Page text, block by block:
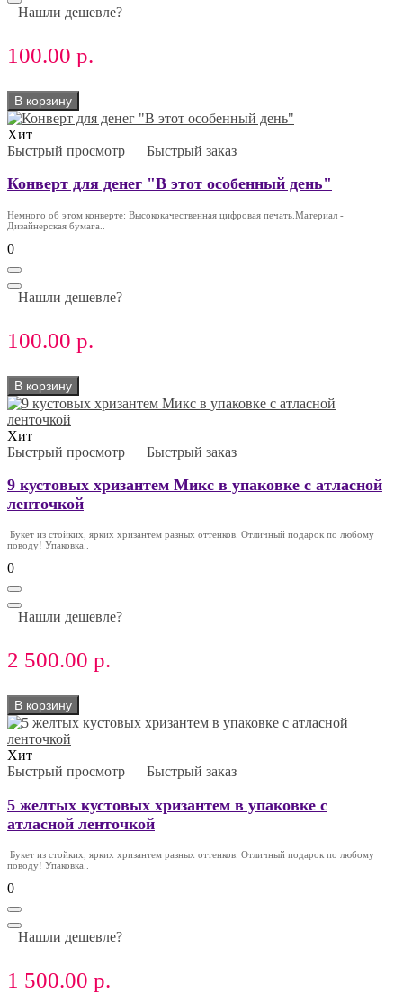
Нашли дешевле?
100.00 р.
В корзину
Хит
Быстрый просмотр
Быстрый заказ
Конверт для денег "В этот особенный день"
Немного об этом конверте: Высококачественная цифровая печать.Материал -
Дизайнерская бумага..
0
Нашли дешевле?
100.00 р.
В корзину
Хит
Быстрый просмотр
Быстрый заказ
9 кустовых хризантем Микс в упаковке с атласной
ленточкой
Букет из стойких, ярких хризантем разных оттенков. Отличный подарок по любому
поводу! Упаковка..
0
Нашли дешевле?
2 500.00 р.
В корзину
Хит
Быстрый просмотр
Быстрый заказ
5 желтых кустовых хризантем в упаковке с
атласной ленточкой
Букет из стойких, ярких хризантем разных оттенков. Отличный подарок по любому
поводу! Упаковка..
0
Нашли дешевле?
1 500.00 р.